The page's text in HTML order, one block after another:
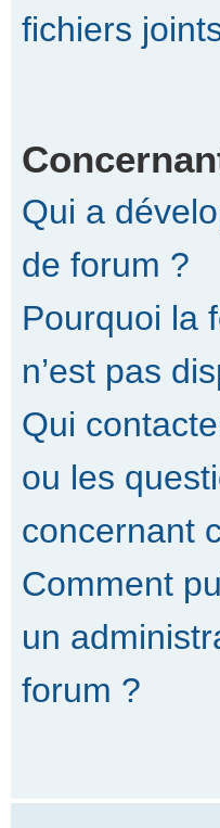
fichiers
Qui a
de forum ?
Pourquoi la
n’est pas
Qui
ou les
concernant
Comment
un
forum ?